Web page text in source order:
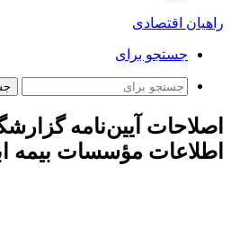
راهیان اقتصادی
جستجو برای
اصلاحات آیین‌نامه
اطلاعات مؤسسات بیمه